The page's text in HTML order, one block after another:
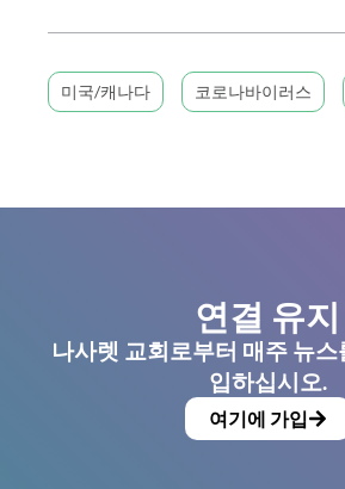
미국/캐나다 코로나바이러스
연결 유지
나사렛 교회로부터 매주 뉴
입하십시오.
여기에 가입